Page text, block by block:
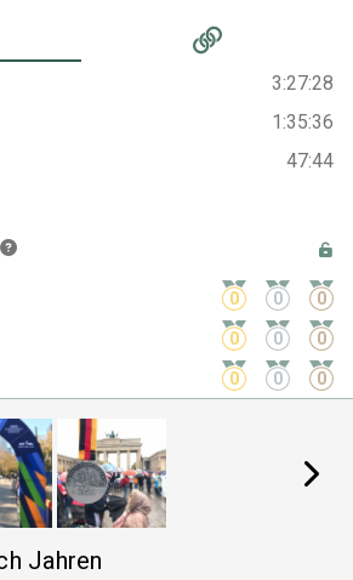
3:27:28
1:35:36
47:44
0 0 0
0 0 0
0 0 0
Jahren